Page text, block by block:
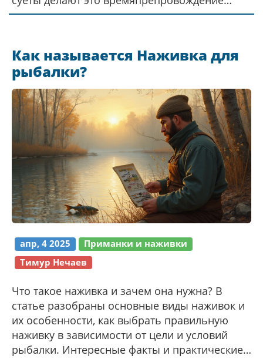
уникальным. Узнайте, почему стоит
примерами и советами, чтобы ваше
путешествие стало незабываемым
приключением.
Как называется Наживка для
рыбалки?
апр, 4 2025
Приманки и наживки
Тимур Нечаев
Что такое наживка и зачем она нужна? В
статье разобраны основные виды наживок и
их особенности, как выбрать правильную
наживку в зависимости от цели и условий
рыбалки. Интересные факты и практические